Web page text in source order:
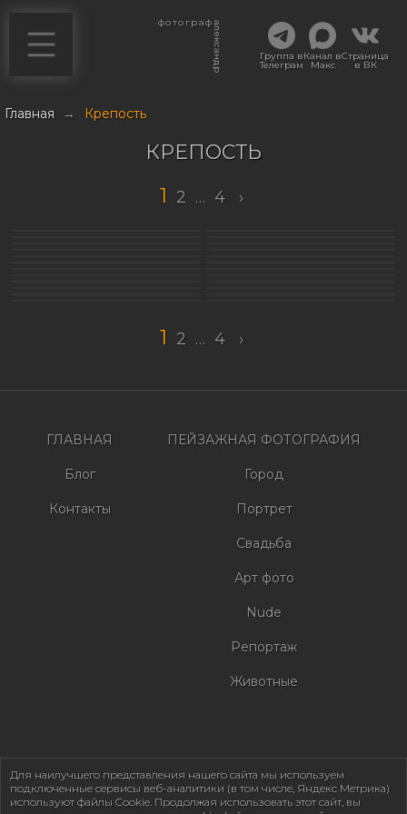
фотографалександр Группа в
Телеграм
Канал в
Макс
Страница
в ВК
Главная → Крепость
КРЕПОСТЬ
1 2 … 4 ›
1 2 … 4 ›
ГЛАВНАЯ
Блог
Контакты
ПЕЙЗАЖНАЯ ФОТОГРАФИЯ
Город
Портрет
Свадьба
Арт фото
Nude
Репортаж
Животные
Для наилучшего представления нашего сайта мы используем
подключенные сервисы веб-аналитики (в том числе, Яндекс Метрика)
используют файлы Cookie. Продолжая использовать этот сайт, вы